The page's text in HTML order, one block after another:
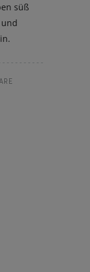
süß